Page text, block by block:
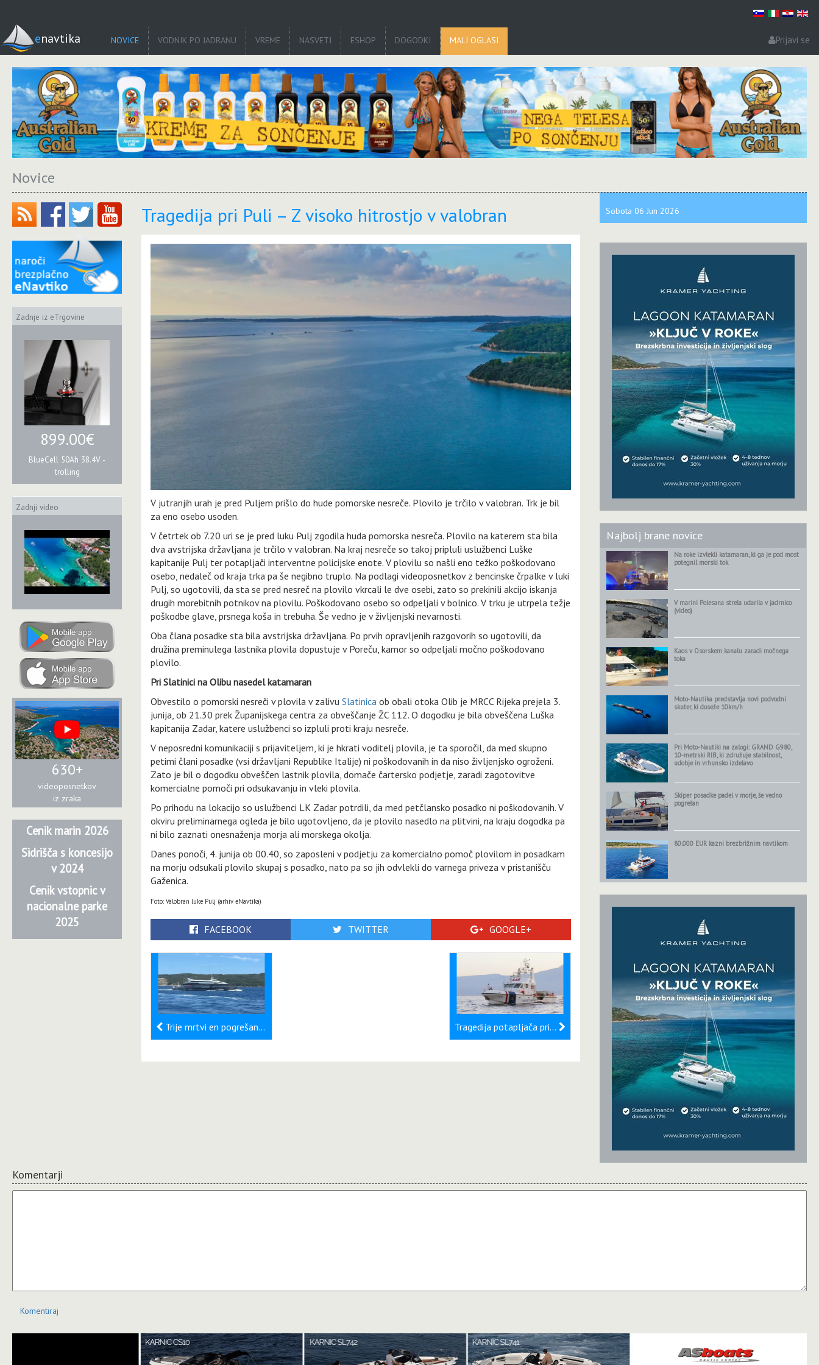
enavtika NOVICE VODNIK PO JADRANU VREME NASVETI ESHOP DOGODKI MALI OGLASI Prijavi se
Novice
Zadnje iz eTrgovine
899.00€
BlueCell 50Ah 38.4V -
trolling
Zadnji video
630+
videoposnetkov
iz zraka
Cenik marin 2026
Sidrišča s koncesijo
v 2024
Cenik vstopnic v
nacionalne parke
2025
Tragedija pri Puli – Z visoko hitrostjo v valobran
V jutranjih urah je pred Puljem prišlo do hude pomorske nesreče. Plovilo je trčilo v valobran. Trk je bil
za eno osebo usoden.
V četrtek ob 7.20 uri se je pred luku Pulj zgodila huda pomorska nesreča. Plovilo na katerem sta bila
dva avstrijska državljana je trčilo v valobran. Na kraj nesreče so takoj pripluli uslužbenci Luške
kapitanije Pulj ter potapljači interventne policijske enote. V plovilu so našli eno težko poškodovano
osebo, nedaleč od kraja trka pa še negibno truplo. Na podlagi videoposnetkov z bencinske črpalke v luki
Pulj, so ugotovili, da sta se pred nesreč na plovilo vkrcali le dve osebi, zato so prekinili akcijo iskanja
drugih morebitnih potnikov na plovilu. Poškodovano osebo so odpeljali v bolnico. V trku je utrpela težje
poškodbe glave, prsnega koša in trebuha. Še vedno je v življenjski nevarnosti.
Oba člana posadke sta bila avstrijska državljana. Po prvih opravljenih razgovorih so ugotovili, da
družina preminulega lastnika plovila dopustuje v Poreču, kamor so odpeljali močno poškodovano
plovilo.
Pri Slatinici na Olibu nasedel katamaran
Obvestilo o pomorski nesreči v plovila v zalivu Slatinica ob obali otoka Olib je MRCC Rijeka prejela 3.
junija, ob 21.30 prek Županijskega centra za obveščanje ŽC 112. O dogodku je bila obveščena Luška
kapitanija Zadar, katere uslužbenci so izpluli proti kraju nesreče.
V neposredni komunikaciji s prijaviteljem, ki je hkrati voditelj plovila, je ta sporočil, da med skupno
petimi člani posadke (vsi državljani Republike Italije) ni poškodovanih in da niso življenjsko ogroženi.
Zato je bil o dogodku obveščen lastnik plovila, domače čartersko podjetje, zaradi zagotovitve
komercialne pomoči pri odsukavanju in vleki plovila.
Po prihodu na lokacijo so uslužbenci LK Zadar potrdili, da med petčlansko posadko ni poškodovanih. V
okviru preliminarnega ogleda je bilo ugotovljeno, da je plovilo nasedlo na plitvini, na kraju dogodka pa
ni bilo zaznati onesnaženja morja ali morskega okolja.
Danes ponoči, 4. junija ob 00.40, so zaposleni v podjetju za komercialno pomoč plovilom in posadkam
na morju odsukali plovilo skupaj s posadko, nato pa so jih odvlekli do varnega priveza v pristanišču
Gaženica.
Foto: Valobran luke Pulj (arhiv eNavtika)
FACEBOOK TWITTER GOOGLE+
Trije mrtvi en pogrešan v trku katamarana in jadrnice Tragedija potapljača pri otoku Lokrum
Sobota 06 Jun 2026
Najbolj brane novice
Na roke izvlekli katamaran, ki ga je pod most
potegnil morski tok
V marini Polesana strela udarila v jadrnico
(video)
Kaos v Osorskem kanalu zaradi močnega
toka
Moto-Nautika predstavlja novi podvodni
skuter, ki doseže 10km/h
Pri Moto-Nautiki na zalogi: GRAND G980,
10-metrski RIB, ki združuje stabilnost,
udobje in vrhunsko izdelavo
Skiper posadke padel v morje, še vedno
pogrešan
80.000 EUR kazni brezbrižnim navtikom
Komentarji
Komentiraj